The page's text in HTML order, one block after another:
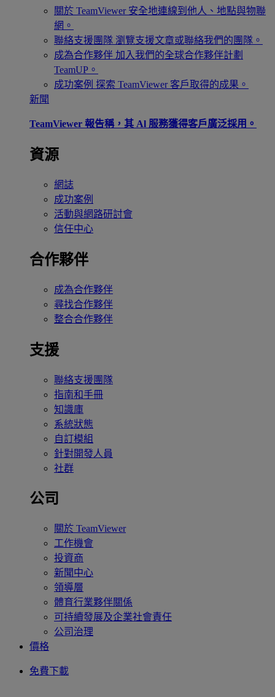
關於 TeamViewer 安全地連線到他人、地點與物聯
網。
聯絡支援團隊 瀏覽支援文章或聯絡我們的團隊。
成為合作夥伴 加入我們的全球合作夥伴計劃
TeamUP。
成功案例 探索 TeamViewer 客戶取得的成果。
新聞
TeamViewer 報告稱，其 Al 服務獲得客戶廣泛採用。
資源
網誌
成功案例
活動與網路研討會
信任中心
合作夥伴
成為合作夥伴
尋找合作夥伴
整合合作夥伴
支援
聯絡支援團隊
指南和手冊
知識庫
系統狀態
自訂模組
針對開發人員
社群
公司
關於 TeamViewer
工作機會
投資商
新聞中心
領導層
體育行業夥伴關係
可持續發展及企業社會責任
公司治理
價格
免費下載